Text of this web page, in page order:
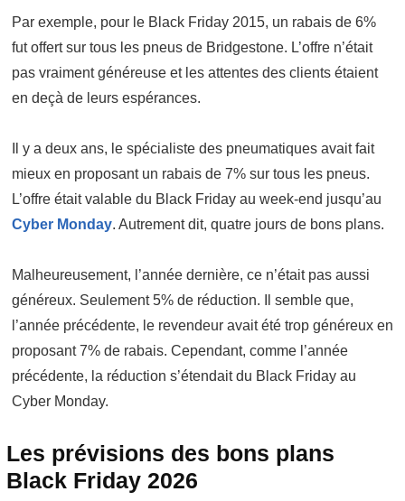
Par exemple, pour le Black Friday 2015, un rabais de 6%
fut offert sur tous les pneus de Bridgestone. L’offre n’était
pas vraiment généreuse et les attentes des clients étaient
en deçà de leurs espérances.
Il y a deux ans, le spécialiste des pneumatiques avait fait
mieux en proposant un rabais de 7% sur tous les pneus.
L’offre était valable du Black Friday au week-end jusqu’au
Cyber Monday. Autrement dit, quatre jours de bons plans.
Malheureusement, l’année dernière, ce n’était pas aussi
généreux. Seulement 5% de réduction. Il semble que,
l’année précédente, le revendeur avait été trop généreux en
proposant 7% de rabais. Cependant, comme l’année
précédente, la réduction s’étendait du Black Friday au
Cyber Monday.
Les prévisions des bons plans
Black Friday 2026